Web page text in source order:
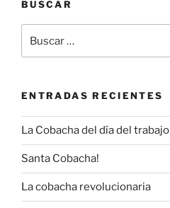
BUSCAR
por:
ENTRADAS RECIENTES
La Cobacha del día del trabajo
Santa Cobacha!
La cobacha revolucionaria